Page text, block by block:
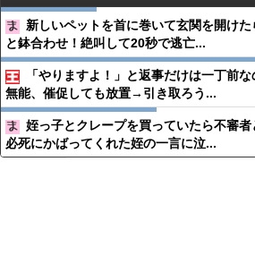
新しいペットを首に巻いて玄関を開け
と鉢合わせ！絶叫して20秒で逃亡...
「やりますよ！」と返事だけは一丁前
無能、催促しても放置→引き取ろう...
姪っ子とクレープを買っていたら不審
必死にかばってくれた姪の一言に泣...